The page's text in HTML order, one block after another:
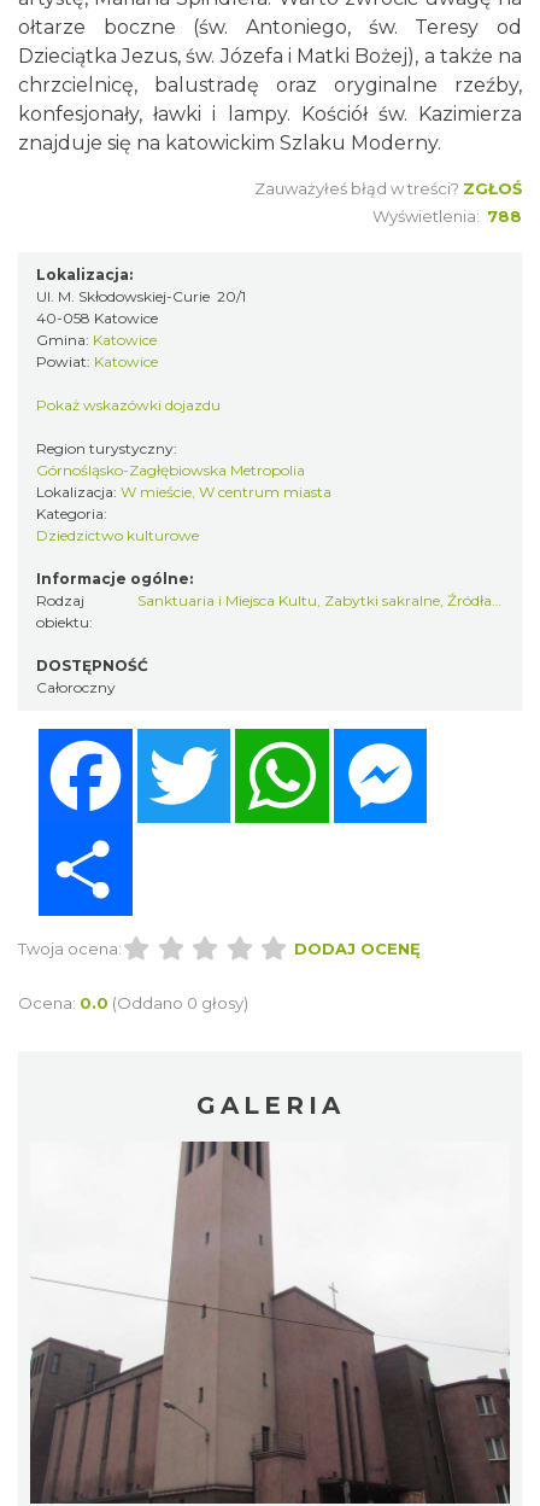
ołtarze boczne (św. Antoniego, św. Teresy od
Dzieciątka Jezus, św. Józefa i Matki Bożej), a także na
chrzcielnicę, balustradę oraz oryginalne rzeźby,
konfesjonały, ławki i lampy. Kościół św. Kazimierza
znajduje się na katowickim Szlaku Moderny.
Zauważyłeś błąd w treści? ZGŁOŚ
Wyświetlenia: 788
Lokalizacja:
Ul. M. Skłodowskiej-Curie 20/1
40-058 Katowice
Gmina: Katowice
Powiat: Katowice
Pokaż wskazówki dojazdu
Region turystyczny:
Górnośląsko-Zagłębiowska Metropolia
Lokalizacja: W mieście, W centrum miasta
Kategoria:
Dziedzictwo kulturowe
Informacje ogólne:
Rodzaj
obiektu:
Sanktuaria i Miejsca Kultu, Zabytki sakralne,Źródła historii
DOSTĘPNOŚĆ
Całoroczny
Twitter WhatsApp
Twoja ocena: DODAJ OCENĘ
Ocena: 0.0 (Oddano 0 głosy)
GALERIA